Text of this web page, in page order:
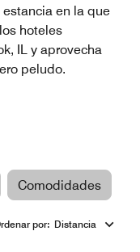
en la que
hoteles
IL y aprovecha
peludo.
Comodidades
por: Distancia